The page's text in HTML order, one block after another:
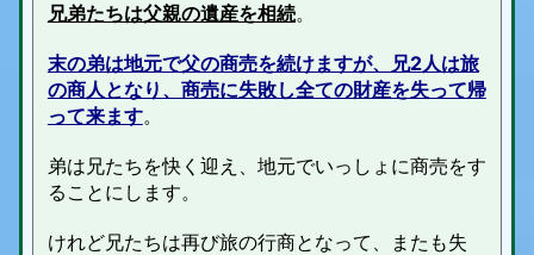
兄弟たちは父親の遺産を相続。
末の弟は地元で父の商売を続けますが、兄2人は旅
の商人となり、商売に失敗し全ての財産を失って帰
って来ます。
弟は兄たちを快く迎え、地元でいっしょに商売をす
ることにします。
けれど兄たちは再び旅の行商となって、またも失